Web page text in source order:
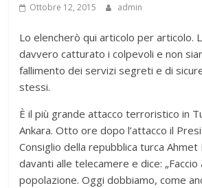
Ottobre 12, 2015 admin
Lo elencherò qui articolo per articolo.
davvero catturato i colpevoli e non
fallimento dei servizi segreti e di
stessi.
È il più grande attacco terroristico in
Ankara. Otto ore dopo l’attacco il
Consiglio della repubblica turca Ahmet
davanti alle telecamere e dice:
popolazione. Oggi dobbiamo, come